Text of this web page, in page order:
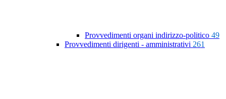
Provvedimenti organi indirizzo-politico 49
Provvedimenti dirigenti - amministrativi 261